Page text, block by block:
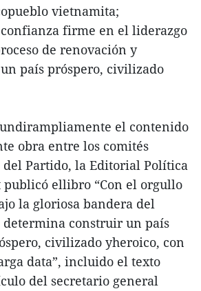
vietnamita;
firme en el liderazgo
de renovación y
país próspero, civilizado
el contenido
obra entre los comités
del Partido, la Editorial Política
publicó ellibro “Con el orgullo
la gloriosa bandera del
construir un país
civilizado yheroico, con
data”, incluido el texto
del secretario general